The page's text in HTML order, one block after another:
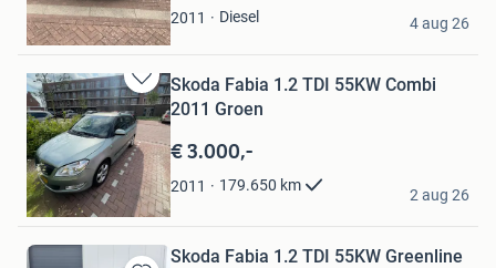
2011 Diesel
castillon79
Hoorn
4 aug 26
Bewaren
in
Mijn
Favorieten
Skoda Fabia 1.2 TDI 55KW Combi
2011 Groen
€ 3.000,-
2011 179.650 km
Nils Elst
Waddinxveen
2 aug 26
Skoda Fabia 1.2 TDI 55KW Greenline